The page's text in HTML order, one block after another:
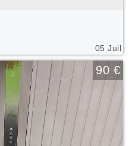
05 Juil
90 €